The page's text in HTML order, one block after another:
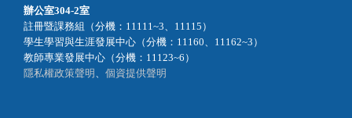
辦公室304-2室
註冊暨課務組（分機：11111~3、11115）
學生學習與生涯發展中心（分機：11160、11162~3）
教師專業發展中心（分機：11123~6）
隱私權政策聲明 、 個資提供聲明